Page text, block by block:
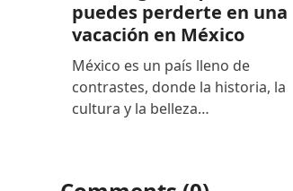
puedes perderte en una
vacación en México
México es un país lleno de
contrastes, donde la historia, la
cultura y la belleza…